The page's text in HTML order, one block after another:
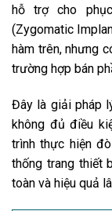
hỗ trợ cho
(Zygomatic
hàm trên, nhưng
trường hợp bán
Đây là giải pháp
không đủ điều
trình thực hiện
thống trang thiết
toàn và hiệu quả